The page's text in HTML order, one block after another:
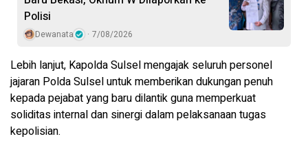
Polisi
Dewanata 7/08/2026
Lebih lanjut, Kapolda Sulsel mengajak seluruh personel
jajaran Polda Sulsel untuk memberikan dukungan penuh
kepada pejabat yang baru dilantik guna memperkuat
soliditas internal dan sinergi dalam pelaksanaan tugas
kepolisian.